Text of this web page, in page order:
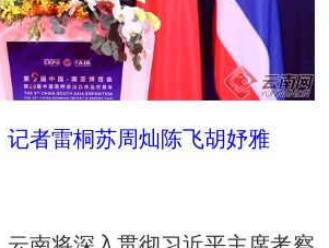
记者雷桐苏周灿陈飞胡妤雅